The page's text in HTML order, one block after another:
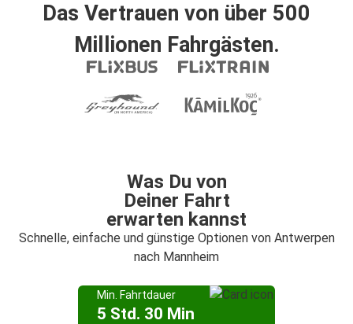
Das Vertrauen von über 500
Millionen Fahrgästen.
Was Du von
Deiner Fahrt
erwarten kannst
Schnelle, einfache und günstige Optionen von Antwerpen
nach Mannheim
Min. Fahrtdauer
5 Std. 30 Min